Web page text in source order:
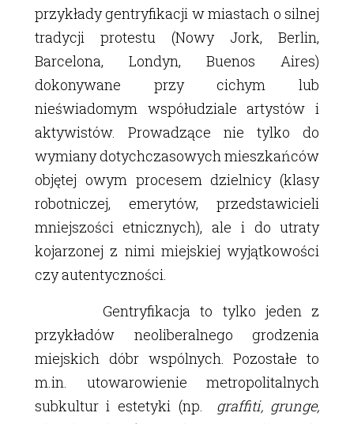
przykłady gentryfikacji w miastach o silnej
tradycji protestu (Nowy Jork, Berlin,
Barcelona, Londyn, Buenos Aires)
dokonywane przy cichym lub
nieświadomym współudziale artystów i
aktywistów. Prowadzące nie tylko do
wymiany dotychczasowych mieszkańców
objętej owym procesem dzielnicy (klasy
robotniczej, emerytów, przedstawicieli
mniejszości etnicznych), ale i do utraty
kojarzonej z nimi miejskiej wyjątkowości
czy autentyczności.
Gentryfikacja to tylko jeden z
przykładów neoliberalnego grodzenia
miejskich dóbr wspólnych. Pozostałe to
m.in. utowarowienie metropolitalnych
subkultur i estetyki (np.
graffiti, grunge,